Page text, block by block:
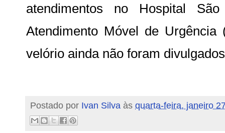
atendimentos no Hospital
Atendimento Móvel de
velório ainda não foram
Postado por Ivan Silva às quarta-feira, janeiro